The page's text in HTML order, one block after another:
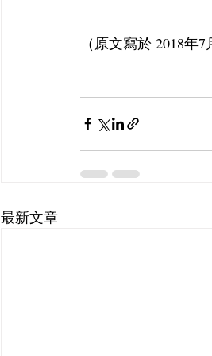
（原文寫於 2018年
最新文章